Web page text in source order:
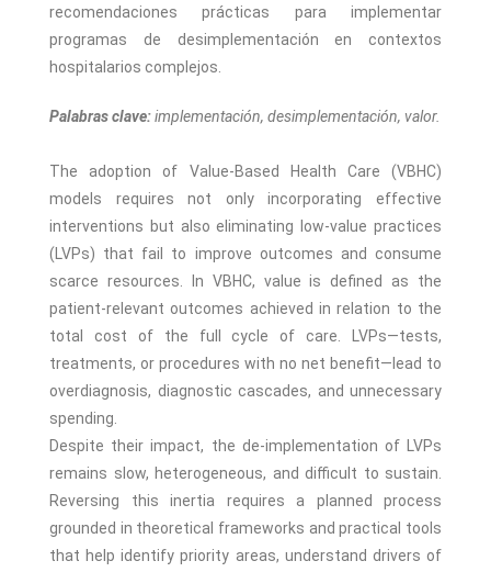
recomendaciones prácticas para implementar
programas de desimplementación en contextos
hospitalarios complejos.
Palabras clave:implementación, desimplementación, valor.
The adoption of Value-Based Health Care (VBHC)
models requires not only incorporating effective
interventions but also eliminating low-value practices
(LVPs) that fail to improve outcomes and consume
scarce resources. In VBHC, value is defined as the
patient-relevant outcomes achieved in relation to the
total cost of the full cycle of care. LVPs—tests,
treatments, or procedures with no net benefit—lead to
overdiagnosis, diagnostic cascades, and unnecessary
spending.
Despite their impact, the de-implementation of LVPs
remains slow, heterogeneous, and difficult to sustain.
Reversing this inertia requires a planned process
grounded in theoretical frameworks and practical tools
that help identify priority areas, understand drivers of